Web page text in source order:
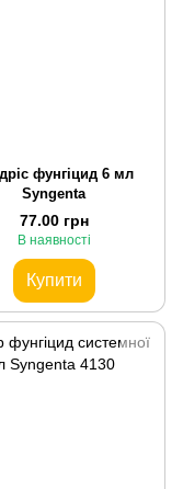
фунгіцид 6 мл
Syngenta
77.00 грн
В наявності
Купити